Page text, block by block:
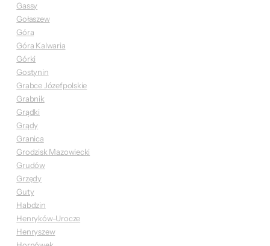
Gassy
Gołaszew
Góra
Góra Kalwaria
Górki
Gostynin
Grabce Józefpolskie
Grabnik
Grądki
Grądy
Granica
Grodzisk Mazowiecki
Grudów
Grzędy
Guty
Habdzin
Henryków-Urocze
Henryszew